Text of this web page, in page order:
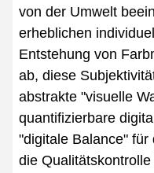
von der Umwelt
erheblichen
Entstehung von
ab, diese
abstrakte "visuelle
quantifizierbare
"digitale Balance" für
die